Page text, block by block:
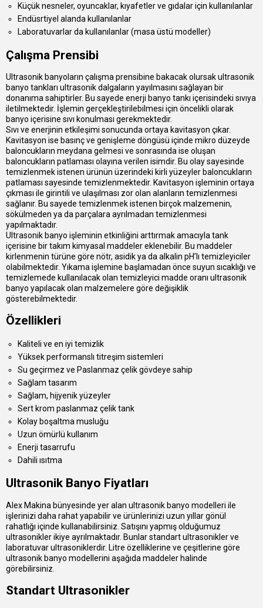
Küçük nesneler, oyuncaklar, kıyafetler ve gıdalar için kullanılanlar
Endüsrtiyel alanda kullanılanlar
Laboratuvarlar da kullanılanlar (masa üstü modeller)
Çalışma Prensibi
Ultrasonik banyoların çalışma prensibine bakacak olursak ultrasonik
banyo tankları ultrasonik dalgaların yayılmasını sağlayan bir
donanıma sahiptirler. Bu sayede enerji banyo tankı içerisindeki sıvıya
iletilmektedir. İşlemin gerçekleştirilebilmesi için öncelikli olarak
banyo içerisine sıvı konulması gerekmektedir.
Sıvı ve enerjinin etkileşimi sonucunda ortaya kavitasyon çıkar.
Kavitasyon ise basınç ve genişleme döngüsü içinde mikro düzeyde
baloncukların meydana gelmesi ve sonrasında ise oluşan
baloncukların patlaması olayına verilen isimdir. Bu olay sayesinde
temizlenmek istenen ürünün üzerindeki kirli yüzeyler baloncukların
patlaması sayesinde temizlenmektedir. Kavitasyon işleminin ortaya
çıkması ile girintili ve ulaşılması zor olan alanların temizlenmesi
sağlanır. Bu sayede temizlenmek istenen birçok malzemenin,
sökülmeden ya da parçalara ayrılmadan temizlenmesi
yapılmaktadır.
Ultrasonik banyo işleminin etkinliğini arttırmak amacıyla tank
içerisine bir takım kimyasal maddeler eklenebilir. Bu maddeler
kirlenmenin türüne göre nötr, asidik ya da alkalin pH’lı temizleyiciler
olabilmektedir. Yıkama işlemine başlamadan önce suyun sıcaklığı ve
temizlemede kullanılacak olan temizleyici madde oranı ultrasonik
banyo yapılacak olan malzemelere göre değişiklik
gösterebilmektedir.
Özellikleri
Kaliteli ve en iyi temizlik
Yüksek performanslı titreşim sistemleri
Su geçirmez ve Paslanmaz çelik gövdeye sahip
Sağlam tasarım
Sağlam, hijyenik yüzeyler
Sert krom paslanmaz çelik tank
Kolay boşaltma musluğu
Uzun ömürlü kullanım
Enerji tasarrufu
Dahili ısıtma
Ultrasonik Banyo Fiyatları
Alex Makina bünyesinde yer alan ultrasonik banyo modelleri ile
işlerinizi daha rahat yapabilir ve ürünlerinizi uzun yıllar gönül
rahatlığı içinde kullanabilirsiniz. Satışını yapmış olduğumuz
ultrasonikler ikiye ayrılmaktadır. Bunlar standart ultrasonikler ve
laboratuvar ultrasoniklerdir. Litre özelliklerine ve çeşitlerine göre
ultrasonik banyo modellerini aşağıda maddeler halinde
görebilirsiniz.
Standart Ultrasonikler